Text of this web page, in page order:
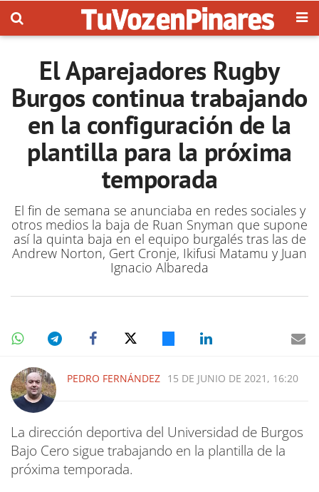
El Aparejadores Rugby
Burgos continua trabajando
en la configuración de la
plantilla para la próxima
temporada
El fin de semana se anunciaba en redes sociales y
otros medios la baja de Ruan Snyman que supone
así la quinta baja en el equipo burgalés tras las de
Andrew Norton, Gert Cronje, Ikifusi Matamu y Juan
Ignacio Albareda
PEDRO FERNÁNDEZ 15 DE JUNIO DE 2021, 16:20
La dirección deportiva del Universidad de Burgos
Bajo Cero sigue trabajando en la plantilla de la
próxima temporada.